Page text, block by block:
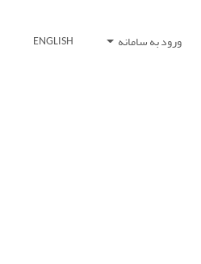
ورود به سامانه ENGLISH